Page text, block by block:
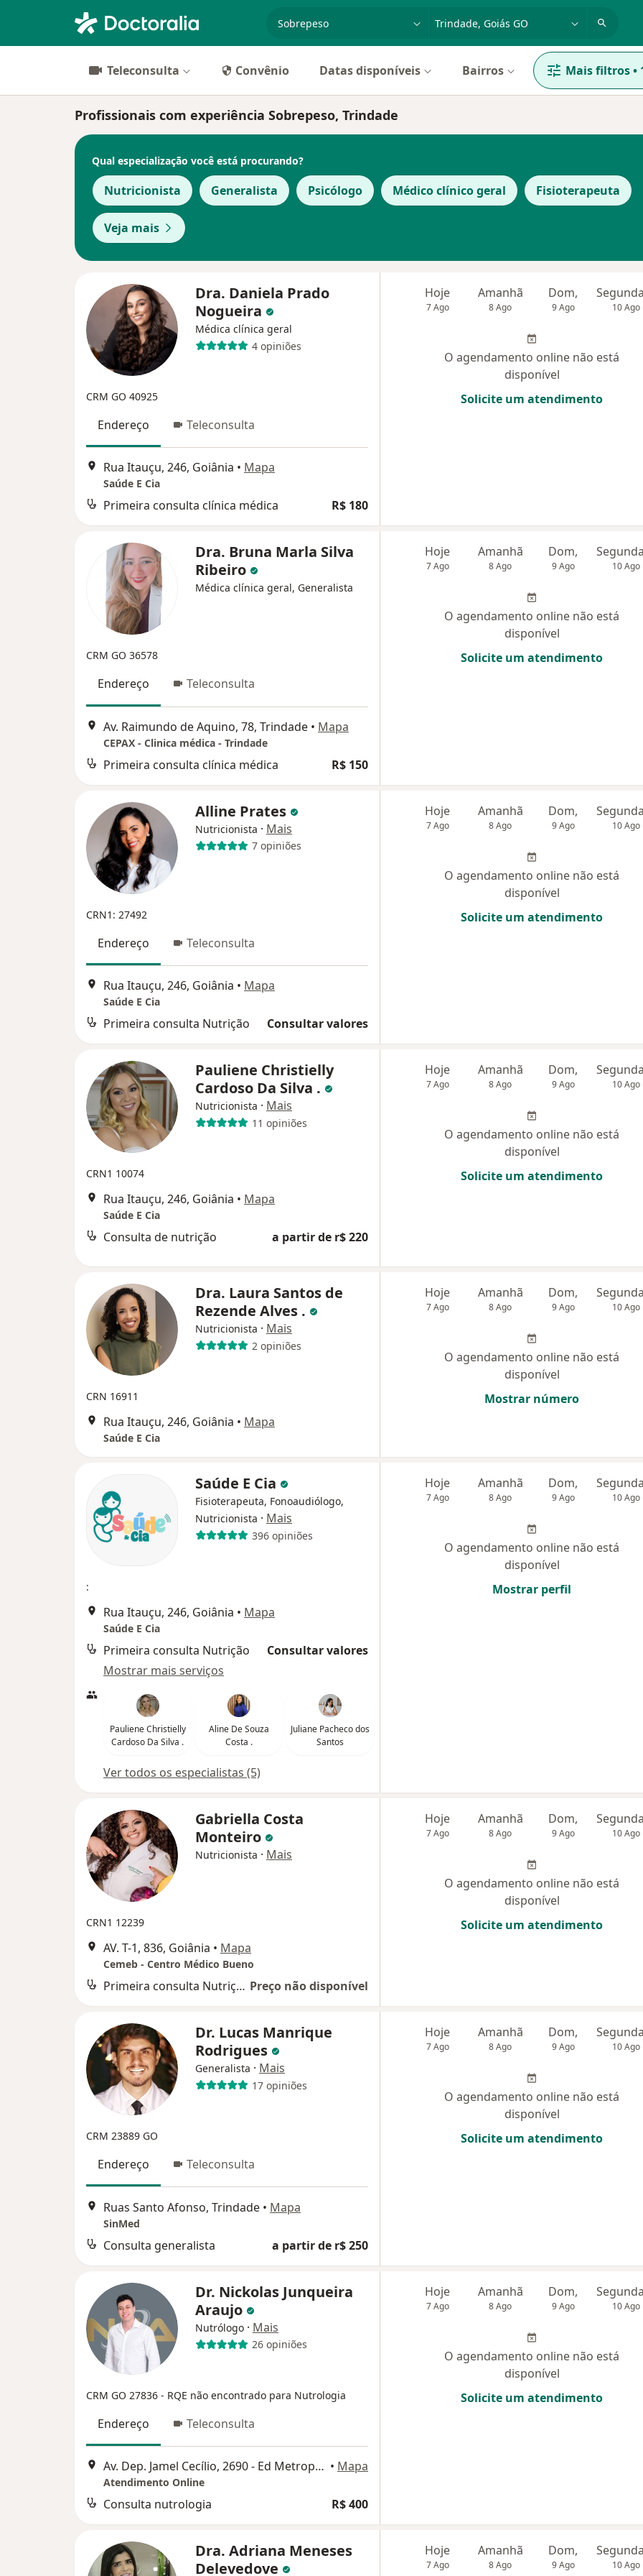
cidade ou região
Teleconsulta Convênio Datas disponíveis Bairros Mais filtros•
Profissionais com experiência Sobrepeso, Trindade
Qual especialização você está procurando?
Nutricionista Generalista Psicólogo Médico clínico geral Fisioterapeuta
Veja mais
Dra. Daniela Prado
Nogueira
Médica clínica geral
4 opiniões
CRM GO 40925
Endereço Teleconsulta
Rua Itauçu, 246, Goiânia • Mapa
Saúde E Cia
Primeira consulta clínica médica R$ 180
Hoje
7 Ago
Amanhã
8 Ago
Dom,
9 Ago 10 Ago
O agendamento online não está
disponível
Solicite um atendimento
Dra. Bruna Marla Silva
Ribeiro
Médica clínica geral, Generalista
CRM GO 36578
Endereço Teleconsulta
Av. Raimundo de Aquino, 78, Trindade • Mapa
CEPAX - Clinica médica - Trindade
Primeira consulta clínica médica R$ 150
Hoje
7 Ago
Amanhã
8 Ago
Dom,
9 Ago 10 Ago
O agendamento online não está
disponível
Solicite um atendimento
Alline Prates
Nutricionista · Mais
7 opiniões
CRN1: 27492
Endereço Teleconsulta
Rua Itauçu, 246, Goiânia • Mapa
Saúde E Cia
Primeira consulta Nutrição Consultar valores
Hoje
7 Ago
Amanhã
8 Ago
Dom,
9 Ago 10 Ago
O agendamento online não está
disponível
Solicite um atendimento
Pauliene Christielly
Cardoso Da Silva .
Nutricionista · Mais
11 opiniões
CRN1 10074
Rua Itauçu, 246, Goiânia • Mapa
Saúde E Cia
Consulta de nutrição a partir de r$ 220
Hoje
7 Ago
Amanhã
8 Ago
Dom,
9 Ago 10 Ago
O agendamento online não está
disponível
Solicite um atendimento
Dra. Laura Santos de
Rezende Alves .
Nutricionista · Mais
2 opiniões
CRN 16911
Rua Itauçu, 246, Goiânia • Mapa
Saúde E Cia
Hoje
7 Ago
Amanhã
8 Ago
Dom,
9 Ago 10 Ago
O agendamento online não está
disponível
Mostrar número
Saúde E Cia
Fisioterapeuta, Fonoaudiólogo,
Nutricionista · Mais
396 opiniões
:
Rua Itauçu, 246, Goiânia • Mapa
Saúde E Cia
Primeira consulta Nutrição
Consultar valores
Mostrar mais serviços
Pauliene Christielly
Cardoso Da Silva .
Aline De Souza
Costa .
Juliane Pacheco dos
Santos
Ver todos os especialistas (5)
Hoje
7 Ago
Amanhã
8 Ago
Dom,
9 Ago 10 Ago
O agendamento online não está
disponível
Mostrar perfil
Gabriella Costa
Monteiro
Nutricionista · Mais
CRN1 12239
AV. T-1, 836, Goiânia • Mapa
Cemeb - Centro Médico Bueno
Primeira consulta Nutrição Preço não disponível
Hoje
7 Ago
Amanhã
8 Ago
Dom,
9 Ago 10 Ago
O agendamento online não está
disponível
Solicite um atendimento
Dr. Lucas Manrique
Rodrigues
Generalista · Mais
17 opiniões
CRM 23889 GO
Endereço Teleconsulta
Ruas Santo Afonso, Trindade • Mapa
SinMed
Consulta generalista a partir de r$ 250
Hoje
7 Ago
Amanhã
8 Ago
Dom,
9 Ago 10 Ago
O agendamento online não está
disponível
Solicite um atendimento
Dr. Nickolas Junqueira
Araujo
Nutrólogo · Mais
26 opiniões
CRM GO 27836 - RQE não encontrado para Nutrologia
Endereço Teleconsulta
Av. Dep. Jamel Cecílio, 2690 - Ed Metropolitan, Goiânia • Mapa
Atendimento Online
Consulta nutrologia R$ 400
Hoje
7 Ago
Amanhã
8 Ago
Dom,
9 Ago 10 Ago
O agendamento online não está
disponível
Solicite um atendimento
Dra. Adriana Meneses
Delevedove
Hoje
7 Ago
Amanhã
8 Ago
Dom,
9 Ago 10 Ago